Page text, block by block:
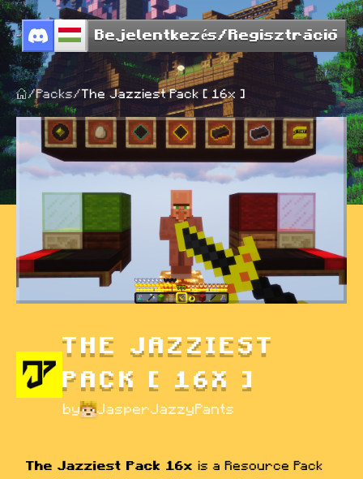
Bejelentkezés/Regisztráció
/Packs/The Jazziest Pack [ 16x ]
THE JAZZIEST
PACK [ 16X ]
by JasperJazzyPants
The Jazziest Pack 16x is a Resource Pack